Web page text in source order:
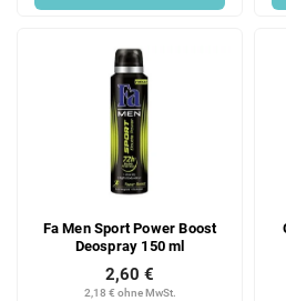
Fa Men Sport Power Boost
Deospray 150 ml
2,18 € ohne MwSt.
2,60 €